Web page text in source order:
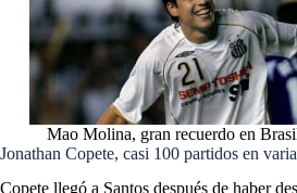
Mao Molina, gran recuerdo en
Jonathan Copete, casi 100 partidos en
Copete llegó a Santos después de haber